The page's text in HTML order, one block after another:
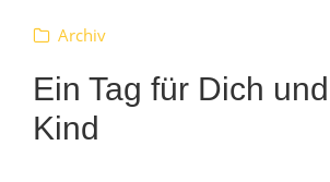
Archiv
Ein Tag für Dich
Kind